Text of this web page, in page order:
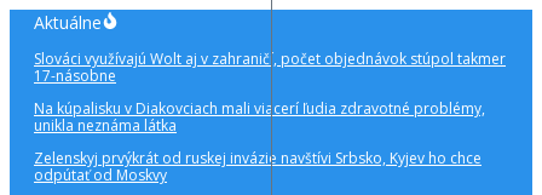
Preskočiť
obsah
Aktuálne
Slováci využívajú Wolt aj v zahraničí, počet objednávok stúpol takmer
17-násobne
Na kúpalisku v Diakovciach mali viacerí ľudia zdravotné problémy,
unikla neznáma látka
Zelenskyj prvýkrát od ruskej invázie navštívi Srbsko, Kyjev ho chce
odpútať od Moskvy